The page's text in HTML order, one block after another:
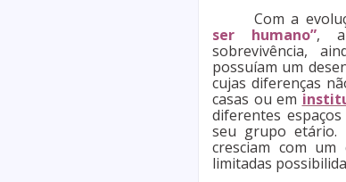
Com a
ser humano”,
sobrevivência,
possuíam um
cujas diferenças
casas ou em
diferentes
seu grupo etário.
cresciam com um
limitadas